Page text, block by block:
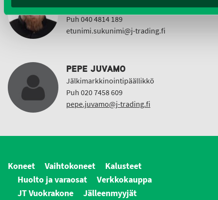
Vuokrakoneet
Puh 040 4814 189
etunimi.sukunimi@j-trading.fi
PEPE JUVAMO
Jälkimarkkinointipäällikkö
Puh 020 7458 609
pepe.juvamo@j-trading.fi
Koneet Vaihtokoneet
Kalusteet
Huolto ja varaosat
Verkkokauppa
JT Vuokrakone
Jälleenmyyjät